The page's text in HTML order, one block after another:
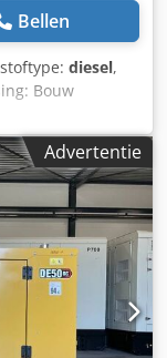
Bellen
diesel,
Bouw
500 kVA
CE-markering:
EXW
Neem
= Extra
- Stalen
Advertentie